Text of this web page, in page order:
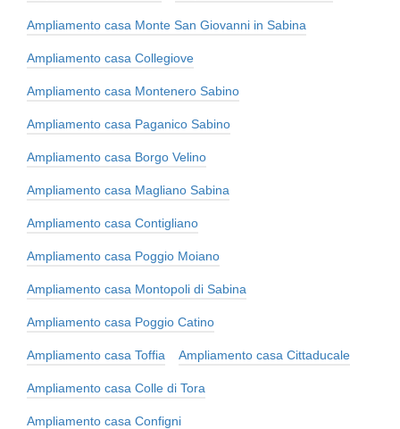
Ampliamento casa Monte San Giovanni in Sabina
Ampliamento casa Collegiove
Ampliamento casa Montenero Sabino
Ampliamento casa Paganico Sabino
Ampliamento casa Borgo Velino
Ampliamento casa Magliano Sabina
Ampliamento casa Contigliano
Ampliamento casa Poggio Moiano
Ampliamento casa Montopoli di Sabina
Ampliamento casa Poggio Catino
Ampliamento casa Toffia Ampliamento casa Cittaducale
Ampliamento casa Colle di Tora
Ampliamento casa Configni